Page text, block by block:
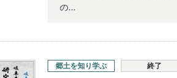
の...
郷土を知り学ぶ 終了